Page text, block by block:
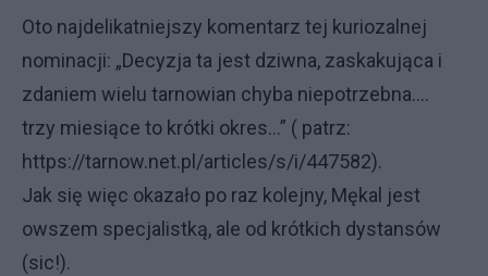
Oto najdelikatniejszy komentarz tej kuriozalnej
nominacji: „Decyzja ta jest dziwna, zaskakująca i
zdaniem wielu tarnowian chyba niepotrzebna….
trzy miesiące to krótki okres…” ( patrz:
https://tarnow.net.pl/articles/s/i/447582).
Jak się więc okazało po raz kolejny, Mękal jest
owszem specjalistką, ale od krótkich dystansów
(sic!).